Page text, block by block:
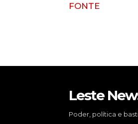
FONTE
Leste
Poder, política e